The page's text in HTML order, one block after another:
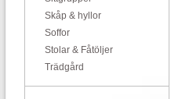
Skåp & hyllor
Soffor
Stolar & Fåtöljer
Trädgård